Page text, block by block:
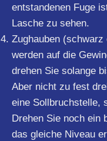
entstandenen Fuge
Lasche zu sehen.
Zughauben
werden auf die
drehen Sie solange
Aber nicht zu fest
eine Sollbruchstelle,
Drehen Sie noch ein
das gleiche Niveau